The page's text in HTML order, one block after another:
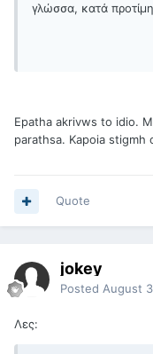
γλώσσα, κατά
Epatha akrivws to idio.
parathsa. Kapoia
Quote
jokey
Posted August
Λες: